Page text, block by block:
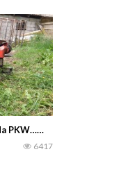
PKW……
6417